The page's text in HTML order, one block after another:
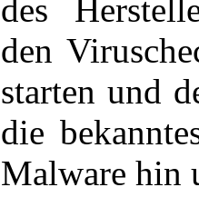
des
den
starten und
die
Malware hin